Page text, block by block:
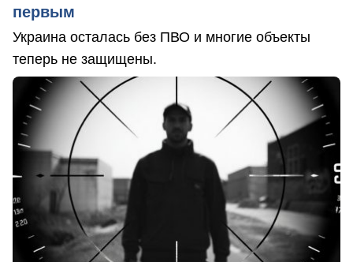
первым
Украина осталась без ПВО и многие объекты
теперь не защищены.